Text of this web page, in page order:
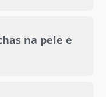
na pele e